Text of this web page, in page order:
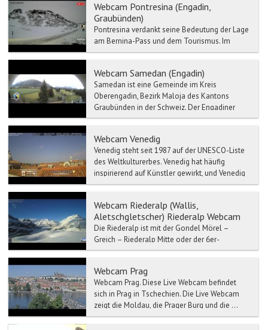
Webcam Pontresina (Engadin,
Graubünden)
Pontresina verdankt seine Bedeutung der Lage
am Bernina-Pass und dem Tourismus. Im
Mittelalter war der Ort bedeutsamer als das
Webcam Samedan (Engadin)
Samedan ist eine Gemeinde im Kreis
Oberengadin, Bezirk Maloja des Kantons
Graubünden in der Schweiz. Der Engadiner
Wintersport- und Luftkurort von ...
Webcam Venedig
Venedig steht seit 1987 auf der UNESCO-Liste
des Weltkulturerbes. Venedig hat häufig
inspirierend auf Künstler gewirkt, und Venedig
wurde eine der ...
Webcam Riederalp (Wallis,
Aletschgletscher) Riederalp Webcam
Die Riederalp ist mit der Gondel Mörel –
Greich – Riederalp Mitte oder der 6er-
Gondelbahn Mörel – Ried-Mörel – Riederalp
Webcam Prag
Webcam Prag. Diese Live Webcam befindet
sich in Prag in Tschechien. Die Live Webcam
zeigt die Moldau, die Prager Burg und die ...